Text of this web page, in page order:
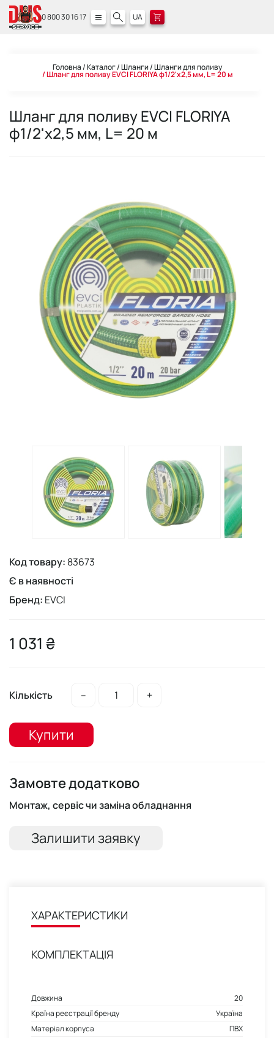
0 800 30 16 17 UA
Головна Каталог Шланги Шланги для поливу
Шланг для поливу EVCI FLORIYA ф1/2'x2,5 мм, L= 20 м
Шланг для поливу EVCI FLORIYA
ф1/2'x2,5 мм, L= 20 м
Код товару: 83673
Є в наявності
Бренд: EVCI
1 031 ₴
Кількість – +
Купити
Замовте додатково
Монтаж, сервіс чи заміна обладнання
Залишити заявку
ХАРАКТЕРИСТИКИ
КОМПЛЕКТАЦІЯ
Довжина
20
Країна реєстрації бренду
Україна
Матеріал корпуса
ПВХ